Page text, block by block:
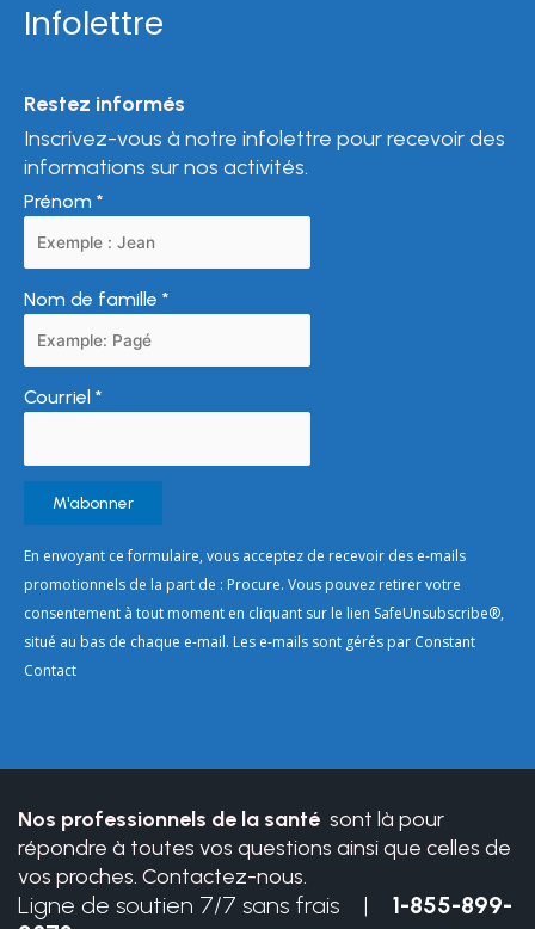
Infolettre
Restez informés
Inscrivez-vous à notre infolettre pour recevoir des
informations sur nos activités.
Prénom *
Nom de famille *
Courriel *
Constant
Contact
Use.
Please
leave
En envoyant ce formulaire, vous acceptez de recevoir des e-mails
promotionnels de la part de : Procure. Vous pouvez retirer votre
consentement à tout moment en cliquant sur le lien SafeUnsubscribe®,
situé au bas de chaque e-mail. Les e-mails sont gérés par Constant
Contact
Nos professionnels de la santé sont là pour
répondre à toutes vos questions ainsi que celles de
vos proches. Contactez-nous.
Ligne de soutien 7/7 sans frais | 1-855-899-